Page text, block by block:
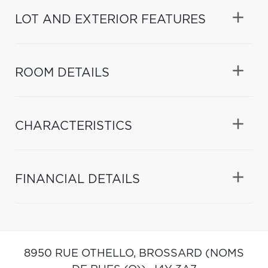
LOT AND EXTERIOR FEATURES
ROOM DETAILS
CHARACTERISTICS
FINANCIAL DETAILS
8950 RUE OTHELLO, BROSSARD (NOMS